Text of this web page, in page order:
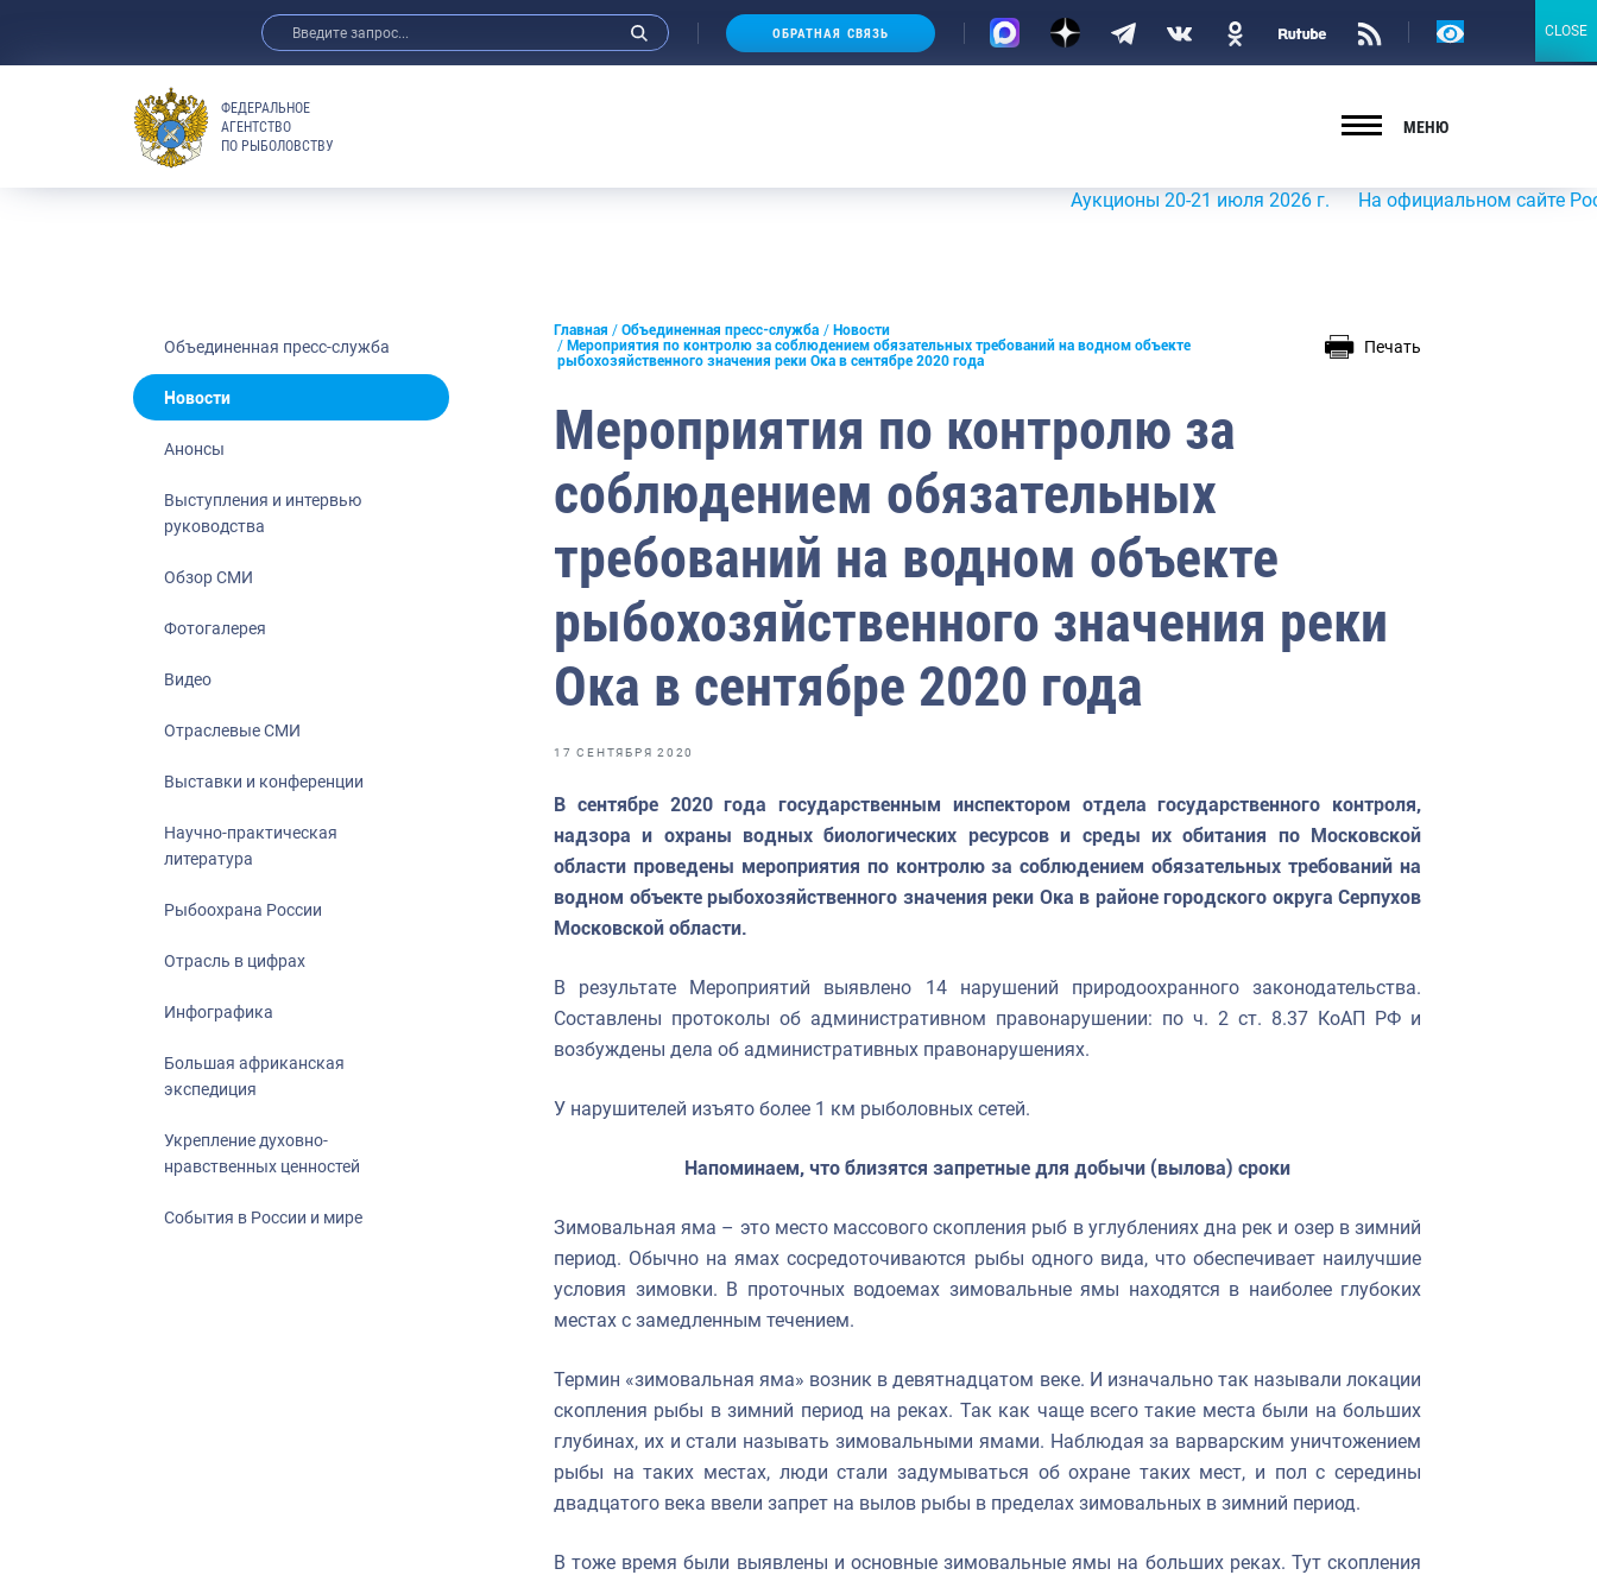
Анонсы
Отраслевые СМИ
Выставки и конференции
Научно-практическая литература
Рыбоохрана России
Большая африканская экспедиция
Укрепление духовно-нравственных
События в России и мире
ОБРАТНАЯ СВЯЗЬ
Версия
ФЕДЕРАЛЬНОЕ
АГЕНТСТВО
ПО РЫБОЛОВСТВУ
МЕНЮ
Аукционы 20-21 июля 2026 г. На официальном сайте
Объединенная пресс-служба
Новости
Анонсы
Выступления и интервью
руководства
Обзор СМИ
Фотогалерея
Видео
Отраслевые СМИ
Выставки и конференции
Научно-практическая
литература
Рыбоохрана России
Отрасль в цифрах
Инфографика
Большая африканская
экспедиция
Укрепление духовно-
нравственных ценностей
События в России и мире
Главная Объединенная пресс-служба
Новости
Мероприятия по контролю за соблюдением обязательных требований на водном объекте
рыбохозяйственного значения реки Ока в сентябре 2020 года
Печать
Мероприятия по контролю за
соблюдением обязательных
требований на водном объекте
рыбохозяйственного значения реки
Ока в сентябре 2020 года
17 СЕНТЯБРЯ 2020
В сентябре 2020 года государственным инспектором отдела государственного контроля,
надзора и охраны водных биологических ресурсов и среды их обитания по Московской
области проведены мероприятия по контролю за соблюдением обязательных требований на
водном объекте рыбохозяйственного значения реки Ока в районе городского округа Серпухов
Московской области.
В результате Мероприятий выявлено 14 нарушений природоохранного законодательства.
Составлены протоколы об административном правонарушении: по ч. 2 ст. 8.37 КоАП РФ и
возбуждены дела об административных правонарушениях.
У нарушителей изъято более 1 км рыболовных сетей.
Напоминаем, что близятся запретные для добычи (вылова) сроки
Зимовальная яма – это место массового скопления рыб в углублениях дна рек и озер в зимний
период. Обычно на ямах сосредоточиваются рыбы одного вида, что обеспечивает наилучшие
условия зимовки. В проточных водоемах зимовальные ямы находятся в наиболее глубоких
местах с замедленным течением.
Термин «зимовальная яма» возник в девятнадцатом веке. И изначально так называли локации
скопления рыбы в зимний период на реках. Так как чаще всего такие места были на больших
глубинах, их и стали называть зимовальными ямами. Наблюдая за варварским уничтожением
рыбы на таких местах, люди стали задумываться об охране таких мест, и пол с середины
двадцатого века ввели запрет на вылов рыбы в пределах зимовальных в зимний период.
В тоже время были выявлены и основные зимовальные ямы на больших реках. Тут скопления
CLOSE
CLOSE